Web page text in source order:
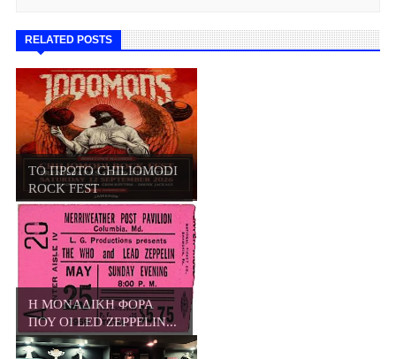
RELATED POSTS
ΤΟ ΠΡΩΤΟ CHILIOMODI
ROCK FEST
Η ΜΟΝΑΔΙΚΗ ΦΟΡΑ
ΠΟΥ ΟΙ LED ZEPPELIN...